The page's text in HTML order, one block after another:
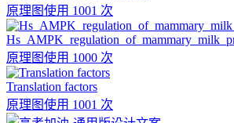
原理图使用 1001 次
原理图使用 1000 次
Translation factors
原理图使用 1001 次